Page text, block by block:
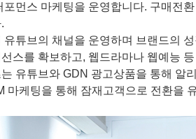
포먼스 마케팅을 운영합니다. 구매전
유튜브의 채널을 운영하며 브랜드의
스를 확보하고, 웹드라마나 웹예능
유튜브와 GDN 광고상품을 통해 알
마케팅을 통해 잠재고객으로 전환을